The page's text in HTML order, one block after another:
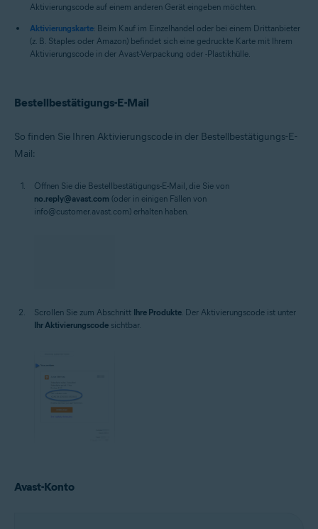
Aktivierungscode auf einem anderen Gerät eingeben möchten.
Aktivierungskarte: Beim Kauf im Einzelhandel oder bei einem Drittanbieter
(z. B. Staples oder Amazon) befindet sich eine gedruckte Karte mit Ihrem
Aktivierungscode in der Avast-Verpackung oder -Plastikhülle.
Bestellbestätigungs-E-Mail
So finden Sie Ihren Aktivierungscode in der Bestellbestätigungs-E-
Mail:
Öffnen Sie die Bestellbestätigungs-E-Mail, die Sie von
no.reply@avast.com (oder in einigen Fällen von
info@customer.avast.com) erhalten haben.
Scrollen Sie zum Abschnitt Ihre Produkte. Der Aktivierungscode ist unter
Ihr Aktivierungscode sichtbar.
Avast-Konto